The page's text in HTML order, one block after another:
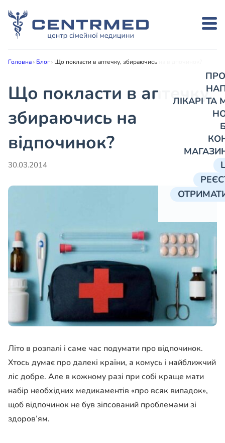
ЛІКАРІ
Головна› Блог› Що покласти в аптечку, збираючись на відпочинок?
Що покласти в аптечку,
збираючись на
відпочинок?
30.03.2014
Літо в розпалі і саме час подумати про відпочинок.
Хтось думає про далекі країни, а комусь і найближчий
ліс добре. Але в кожному разі при собі краще мати
набір необхідних медикаментів «про всяк випадок»,
щоб відпочинок не був зіпсований проблемами зі
здоров’ям.